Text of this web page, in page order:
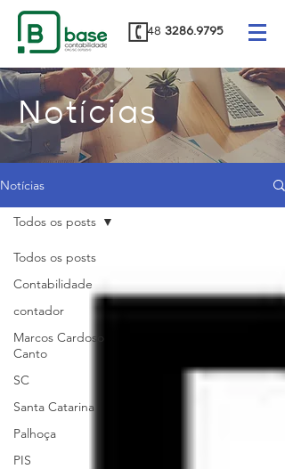
48 3286.9795
Notícias
Notícias
Todos os posts
Contabilidade
contador
Marcos Cardoso
Canto
SC
Santa Catarina
Palhoça
PIS
Todos os posts